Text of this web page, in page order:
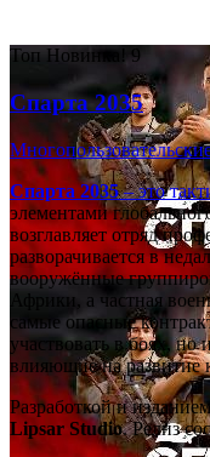
Топ Новинка! 9
Спарта 2035
Спарта 2035– это
элементами
возглавляет отряд
разворачивается в
вооружённые
Африки, а частная
самые опасные
участвовать в боях, но
влияющие на развитие
Разработкой и
Lipsar Studio. Релиз